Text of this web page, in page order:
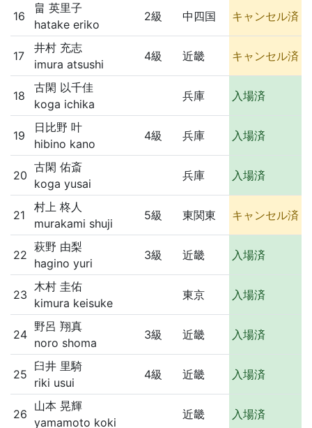
16
畠 英里子
hatake eriko
2級 中四国 キャンセル済
17
井村 充志
imura atsushi
4級 近畿 キャンセル済
18
古閑 以千佳
koga ichika
兵庫 入場済
19
日比野 叶
hibino kano
4級 兵庫 入場済
20
古閑 佑斎
koga yusai
兵庫 入場済
21
村上 柊人
murakami shuji
5級 東関東 キャンセル済
22
萩野 由梨
hagino yuri
3級 近畿 入場済
23
木村 圭佑
kimura keisuke
東京 入場済
24
野呂 翔真
noro shoma
3級 近畿 入場済
25
臼井 里騎
riki usui
4級 近畿 入場済
26
山本 晃輝
yamamoto koki
近畿 入場済